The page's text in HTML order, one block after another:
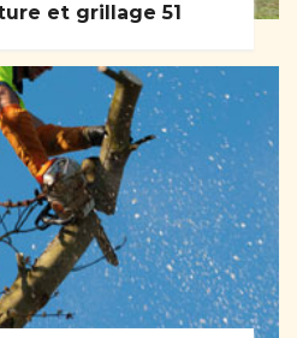
et grillage 51